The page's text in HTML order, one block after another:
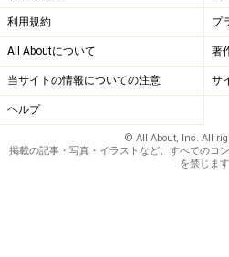
利用規約 プ
All Aboutについて 著
当サイトの情報についての注意 サ
ヘルプ
© All About, Inc. All
掲載の記事・写真・イラストなど、すべてのコ
を禁じます